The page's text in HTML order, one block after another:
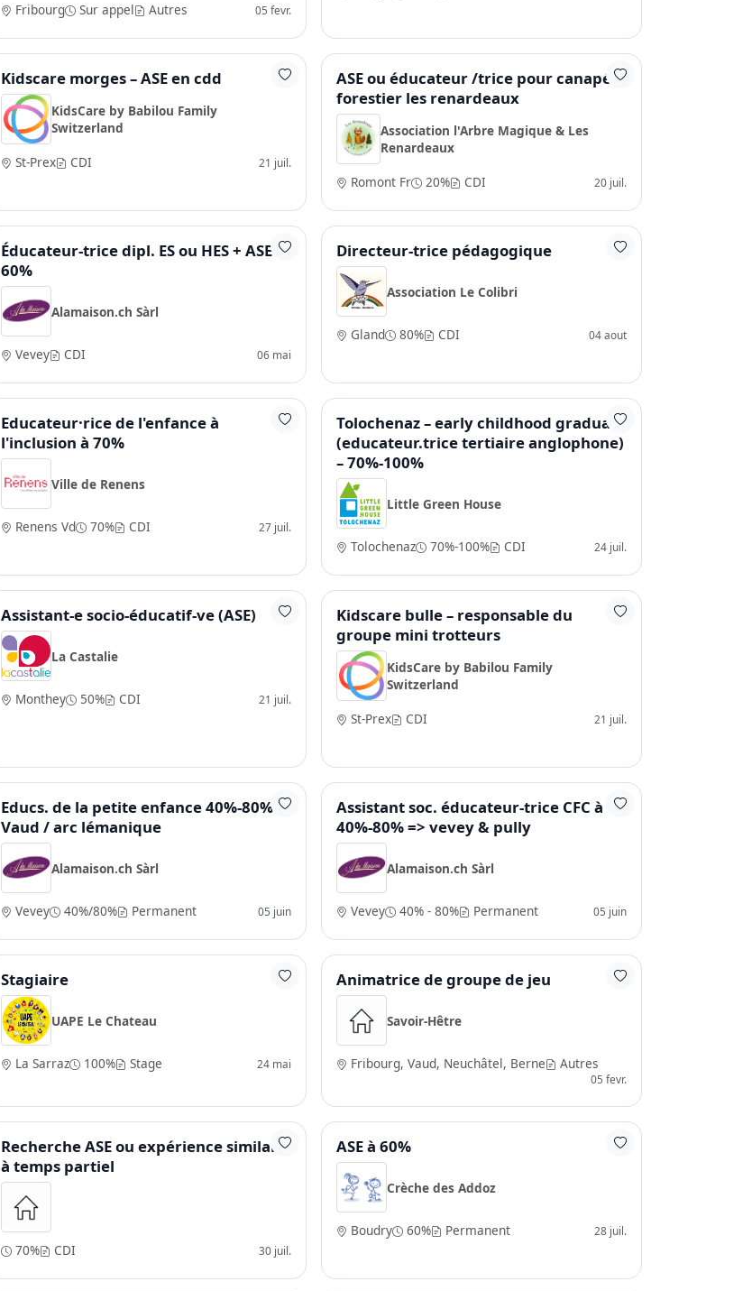
Fribourg Sur appel Autres 05 fevr.
Kidscare morges – ASE en cdd
KidsCare by Babilou Family
Switzerland
St-Prex
CDI 21 juil.
ASE ou éducateur /trice pour canapé
forestier les renardeaux
Association l'Arbre Magique & Les
Renardeaux
Romont Fr
20% CDI 20 juil.
Éducateur-trice dipl. ES ou HES + ASE •
60%
Alamaison.ch Sàrl
Vevey CDI 06 mai
Directeur-trice pédagogique
Association Le Colibri
Gland 80% CDI 04 aout
Educateur·rice de l'enfance à
l'inclusion à 70%
Ville de Renens
Renens Vd 70% CDI 27 juil.
Tolochenaz – early childhood graduate
(educateur.trice tertiaire anglophone)
– 70%-100%
Little Green House
Tolochenaz 70%-100% CDI 24 juil.
Assistant-e socio-éducatif-ve (ASE)
La Castalie
Monthey 50% CDI 21 juil.
Kidscare bulle – responsable du
groupe mini trotteurs
KidsCare by Babilou Family
Switzerland
St-Prex
CDI 21 juil.
Educs. de la petite enfance 40%-80% -
Vaud / arc lémanique
Alamaison.ch Sàrl
Vevey 40%/80% Permanent 05 juin
Assistant soc. éducateur-trice CFC à
40%-80% => vevey & pully
Alamaison.ch Sàrl
Vevey 40% - 80% Permanent 05 juin
Stagiaire
UAPE Le Chateau
La Sarraz 100% Stage 24 mai
Animatrice de groupe de jeu
Savoir-Hêtre
Fribourg, Vaud, Neuchâtel, Berne Autres
05 fevr.
Recherche ASE ou expérience similaire
à temps partiel
70% CDI 30 juil.
ASE à 60%
Crèche des Addoz
Boudry 60% Permanent 28 juil.